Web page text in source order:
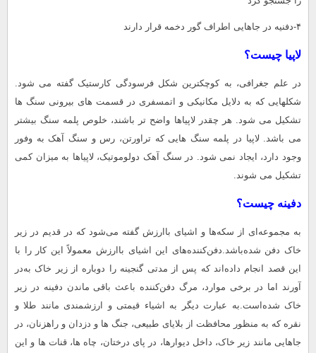
۴-دفنیه در جاهایی اطراف گور دخمه قرار دارند
لاپیا چیست؟
در علم جغرافی، به کوچکترین شکل فرسودگی کارستیک گفته می شود.
شکلهایی که به دلایل مکانیکی و اتمسفری در قسمت های بیرونی سنگ ها
تشکیل می شود. هر چقدر لاپیاها واضح تر باشند، خلوص پلمه سنگ بیشتر
می باشد. لاپیا در پلمه سنگ هایی که تراورتن، رس و سنگ آهک به وفور
وجود دارد، ایجاد نمی شود. در سنگ آهک دولوموتیک، لاپیاها به میزان کمی
تشکیل می شوند.
دفینه چیست؟
به مجموعه‌ای از سکه‌ها و اشیای باارزش گفته می‌شود که در قدیم در زیر
خاک دفن شده‌باشد.دفن‌کننده‌های این اشیای باارزش معمولاً این کار را با
این قصد انجام داده‌اند که پس از مدتی گنجینه را دوباره از زیر خاک به‌در
آورند اما در برخی موارد، مرگ دفن‌کننده باعث باقی ماندن دفینه در زیر
خاک شده‌است.به عبارت دیگر به اشیاء قیمتی و ارزشمندی مانند طلا و
نقره که به منظور محافظت از بلایای طبیعی، جنگ ها و دزدان و راهزنان، در
جاهایی مانند زیر خاک، داخل دیوارها، در پای درختان، چاه ها، قنات ها و این